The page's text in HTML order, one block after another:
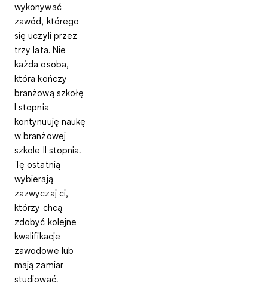
wykonywać
zawód, którego
się uczyli przez
trzy lata. Nie
każda osoba,
która kończy
branżową szkołę
I stopnia
kontynuuję naukę
w branżowej
szkole II stopnia.
Tę ostatnią
wybierają
zazwyczaj ci,
którzy chcą
zdobyć kolejne
kwalifikacje
zawodowe lub
mają zamiar
studiować.